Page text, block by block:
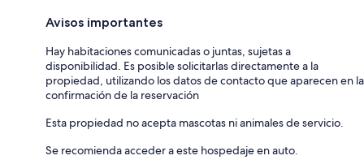
Avisos importantes
Hay habitaciones comunicadas o juntas, sujetas a
disponibilidad. Es posible solicitarlas directamente a la
propiedad, utilizando los datos de contacto que aparecen en la
confirmación de la reservación
Esta propiedad no acepta mascotas ni animales de servicio.
Se recomienda acceder a este hospedaje en auto.